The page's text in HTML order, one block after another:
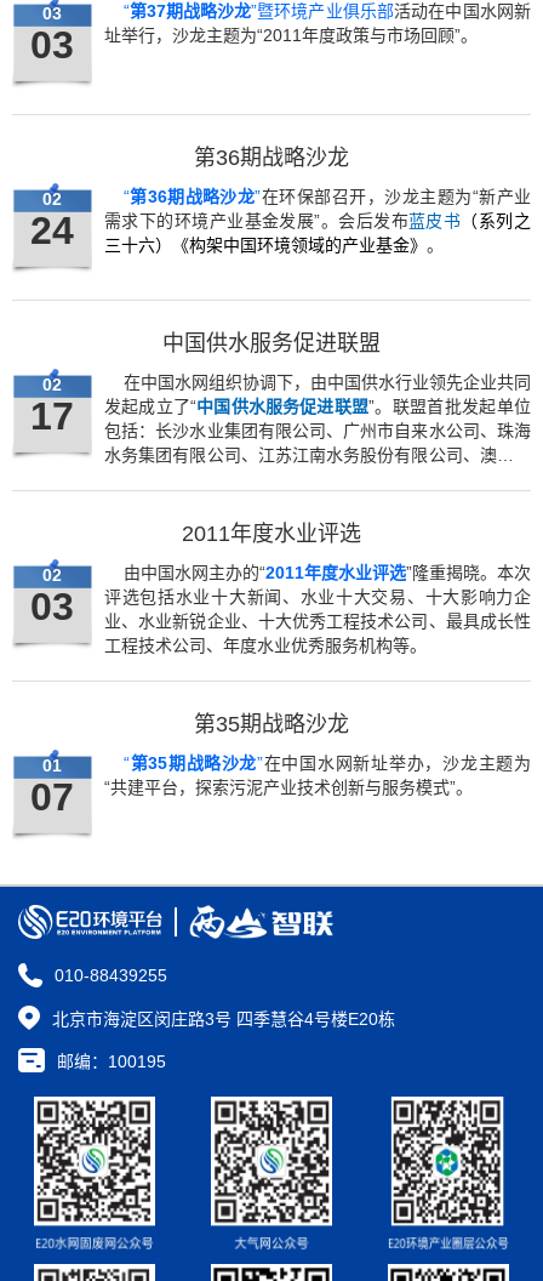
03
03
“第37期战略沙龙”暨环境产业俱乐部活动在中国水网新
址举行，沙龙主题为“2011年度政策与市场回顾”。
第36期战略沙龙
02
24
“第36期战略沙龙”在环保部召开，沙龙主题为“新产业
需求下的环境产业基金发展”。会后发布蓝皮书 （系列之
三十六）《构架中国环境领域的产业基金》 。
中国供水服务促进联盟
02
17
在中国水网组织协调下，由中国供水行业领先企业共同
发起成立了“中国供水服务促进联盟”。联盟首批发起单位
包括：长沙水业集团有限公司、广州市自来水公司、珠海
水务集团有限公司、江苏江南水务股份有限公司、澳门自
2011年度水业评选
02
03
由中国水网主办的“2011年度水业评选”隆重揭晓。本次
评选包括水业十大新闻、水业十大交易、十大影响力企
业、水业新锐企业、十大优秀工程技术公司、最具成长性
工程技术公司、年度水业优秀服务机构等。
第35期战略沙龙
01
07
“第35期战略沙龙”在中国水网新址举办，沙龙主题为
“共建平台，探索污泥产业技术创新与服务模式”。
010-88439255
北京市海淀区闵庄路3号 四季慧谷4号楼E20栋
邮编：100195